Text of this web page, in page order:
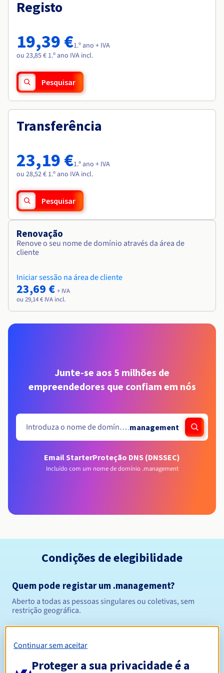
Preços
Roadmap & Changelog
Observabilidade
Roadmap & Changelog
Roadmap & Changelog
Roadmap & Changelog
Roadmap & Changelog
Registo
19,39 €1.º ano + IVA
ou 23,85 € 1.º ano IVA incl.
Pesquisar
Transferência
23,19 €1.º ano + IVA
ou 28,52 € 1.º ano IVA incl.
Pesquisar
Renovação
Renove o seu nome de domínio através da área de
cliente
Iniciar sessão na área de cliente
23,69 € + IVA
ou 29,14 € IVA incl.
Junte-se aos 5 milhões de
empreendedores que confiam em nós
.management
Email StarterProteção DNS (DNSSEC)
Incluído com um nome de domínio .management
Condições de elegibilidade
Quem pode registar um .management?
Aberto a todas as pessoas singulares ou coletivas, sem
restrição geográfica.
Entre 1 e 10 anos
Continuar sem aceitar
Proteger a sua privacidade é a